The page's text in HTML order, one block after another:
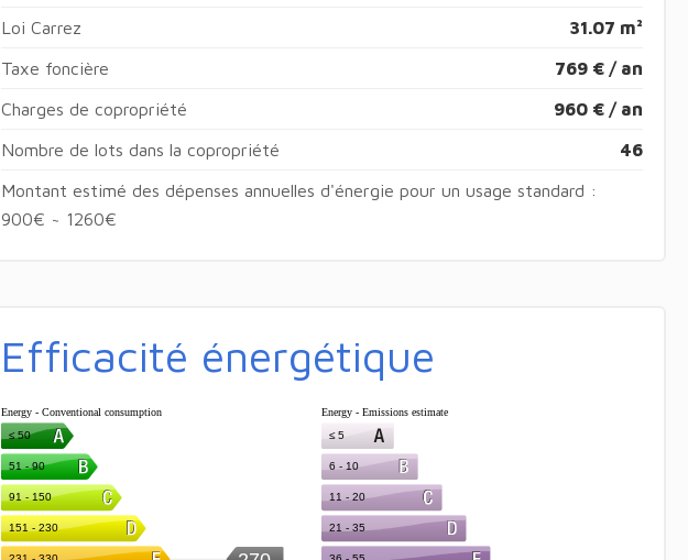
Loi Carrez 31.07 m²
Taxe foncière 769 € / an
Charges de copropriété 960 € / an
Nombre de lots dans la copropriété 46
Montant estimé des dépenses annuelles d'énergie pour un usage standard :
900€ ~ 1260€
Efficacité énergétique